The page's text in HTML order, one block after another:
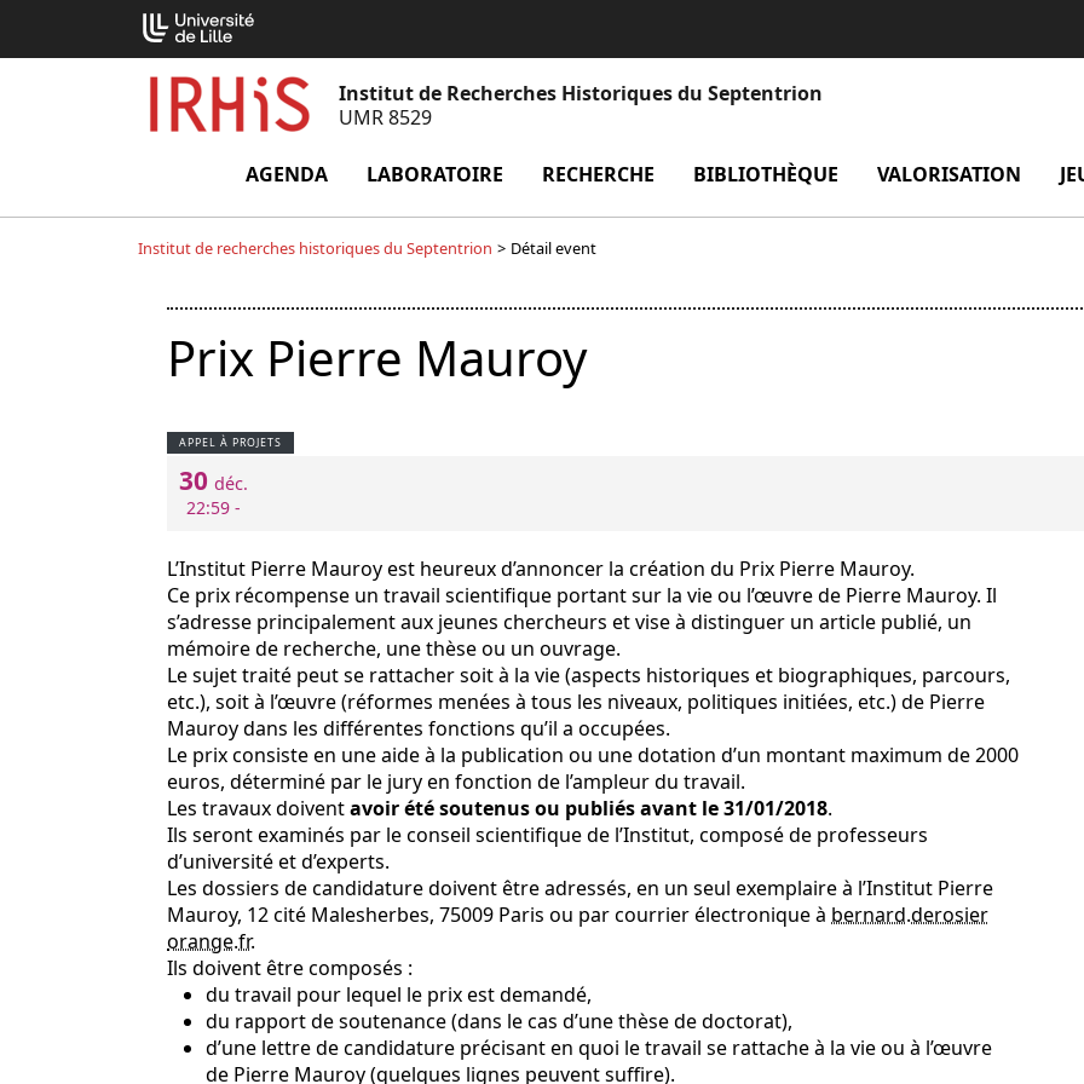
contenu
Institut de Recherches Historiques du Septentrion
UMR 8529
AGENDA LABORATOIRE menu Laboratoire
RECHERCHE menu Recherche
BIBLIOTHÈQUE menu Bibliothèque
VALORISATION
Institut de recherches historiques du Septentrion > Détail event
Prix Pierre Mauroy
APPEL À PROJETS
30 déc.
22:59 -
L’Institut Pierre Mauroy est heureux d’annoncer la création du Prix Pierre Mauroy.
Ce prix récompense un travail scientifique portant sur la vie ou l’œuvre de Pierre Mauroy. Il
s’adresse principalement aux jeunes chercheurs et vise à distinguer un article publié, un
mémoire de recherche, une thèse ou un ouvrage.
Le sujet traité peut se rattacher soit à la vie (aspects historiques et biographiques, parcours,
etc.), soit à l’œuvre (réformes menées à tous les niveaux, politiques initiées, etc.) de Pierre
Mauroy dans les différentes fonctions qu’il a occupées.
Le prix consiste en une aide à la publication ou une dotation d’un montant maximum de 2000
euros, déterminé par le jury en fonction de l’ampleur du travail.
Les travaux doiventavoir été soutenus ou publiés avant le 31/01/2018.
Ils seront examinés par le conseil scientifique de l’Institut, composé de professeurs
d’université et d’experts.
Les dossiers de candidature doivent être adressés, en un seul exemplaire à l’Institut Pierre
Mauroy, 12 cité Malesherbes, 75009 Paris ou par courrier électronique à bernard.derosier
orange.fr.
Ils doivent être composés :
du travail pour lequel le prix est demandé,
du rapport de soutenance (dans le cas d’une thèse de doctorat),
d’une lettre de candidature précisant en quoi le travail se rattache à la vie ou à l’œuvre
de Pierre Mauroy (quelques lignes peuvent suffire).
Cookies management panel